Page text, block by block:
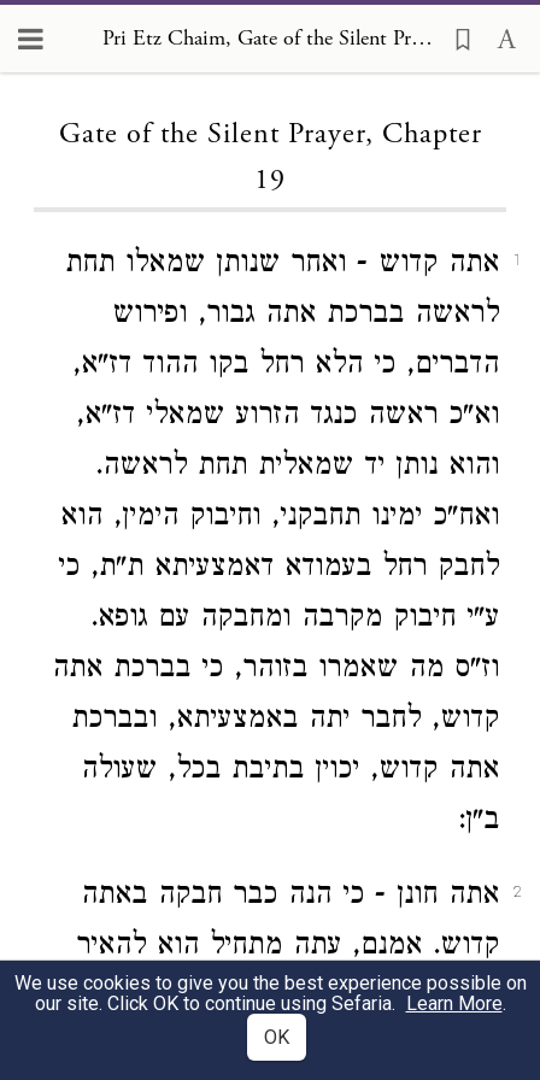
Pri Etz Chaim, Gate of the Silent Prayer 19
Gate of the Silent Prayer, Chapter
19
1
אתה קדוש - ואחר שנותן שמאלו תחת
לראשה בברכת אתה גבור, ופירוש
הדברים, כי הלא רחל בקו ההוד דז"א,
וא"כ ראשה כנגד הזרוע שמאלי דז"א,
והוא נותן יד שמאלית תחת לראשה.
ואח"כ ימינו תחבקני, וחיבוק הימין, הוא
לחבק רחל בעמודא דאמצעיתא ת"ת, כי
ע"י חיבוק מקרבה ומחבקה עם גופא.
וז"ס מה שאמרו בזוהר, כי בברכת אתה
קדוש, לחבר יתה באמצעיתא, ובברכת
אתה קדוש, יכוין בתיבת בכל, שעולה
ב"ן:
2
אתה חונן - כי הנה כבר חבקה באתה
קדוש. אמנם, עתה מתחיל הוא להאיר
בה בכל י"ס שלה, כי עתה אחר שנבררו
ונתקנו מחדש כל הפרצוף שלה, היא
We use cookies to give you the best experience possible on
our site. Click OK to continue using Sefaria. Learn More.
OK